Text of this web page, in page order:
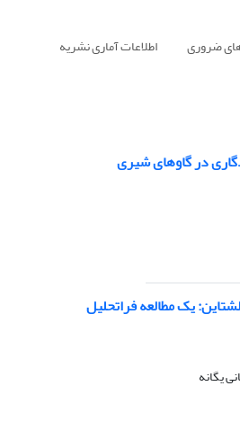
ضروری اطلاعات آماری نشریه
در گاوهای شیری
یک مطالعه فراتحلیل
یگانه